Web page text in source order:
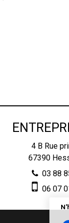
4 B Rue
67390
03 88
06 07